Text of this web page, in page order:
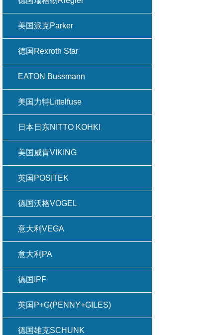
美国派克Parker
德国Rexroth Star
EATON Bussmann
美国力特Littelfuse
日本日东NITTO KOHKI
美国威肯VIKING
英国POSITEK
德国沃格VOGEL
意大利VEGA
意大利PA
德国IPF
英国P+G(PENNY+GILES)
德国雄克SCHUNK